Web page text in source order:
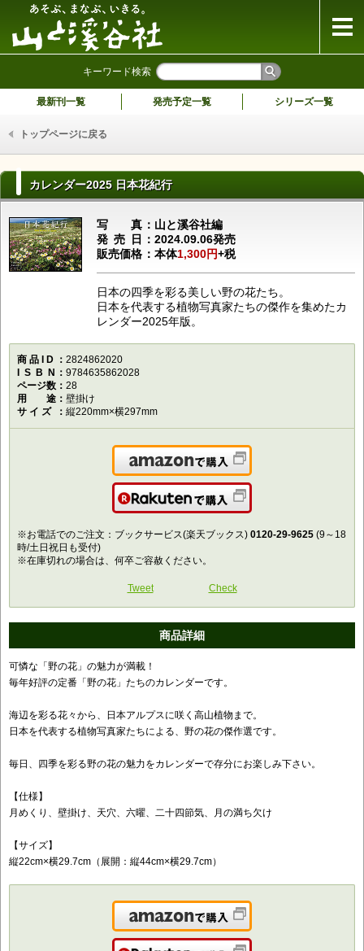
キーワード検索
最新刊一覧 発売予定一覧 シリーズ一覧
トップページに戻る
カレンダー2025 日本花紀行
写真山と溪谷社編
発売日 2024.09.06発売
販売価格
本体1,300円+税
日本の四季を彩る美しい野の花たち。
日本を代表する植物写真家たちの傑作を集めたカ
レンダー2025年版。
商品ID
2824862020
ISBN
9784635862028
ページ数
28
用途壁掛け
サイズ
縦220mm×横297mm
Amazonで購入
楽天で購入
※お電話でのご注文：ブックサービス(楽天ブックス) 0120-29-9625 (9～18
時/土日祝日も受付)
※在庫切れの場合は、何卒ご容赦ください。
Tweet Check
商品詳細
可憐な「野の花」の魅力が満載！
毎年好評の定番「野の花」たちのカレンダーです。
海辺を彩る花々から、日本アルプスに咲く高山植物まで。
日本を代表する植物写真家たちによる、野の花の傑作選です。
毎日、四季を彩る野の花の魅力をカレンダーで存分にお楽しみ下さい。
【仕様】
月めくり、壁掛け、天穴、六曜、二十四節気、月の満ち欠け
【サイズ】
縦22cm×横29.7cm（展開：縦44cm×横29.7cm）
Amazonで購入